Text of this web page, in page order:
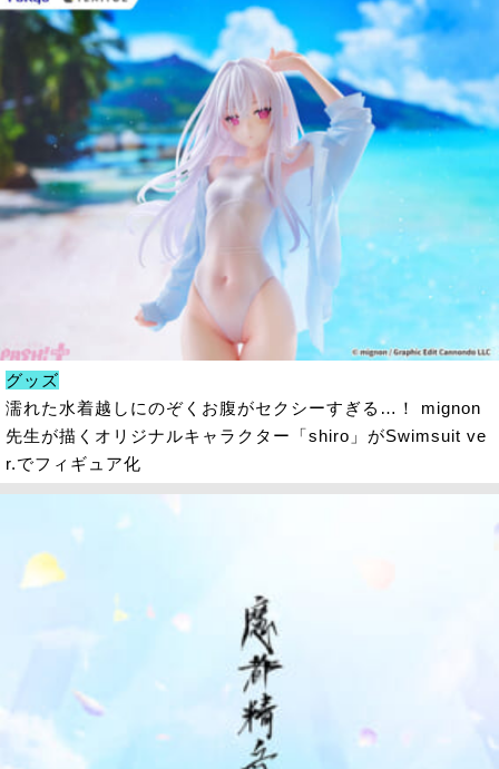
グッズ
濡れた水着越しにのぞくお腹がセクシーすぎる…！ mignon
先生が描くオリジナルキャラクター「shiro」がSwimsuit ve
r.でフィギュア化